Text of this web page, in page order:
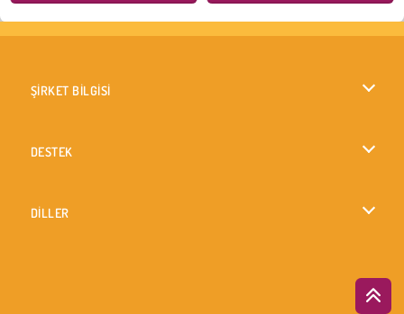
ŞİRKET BİLGİSİ
DESTEK
DİLLER